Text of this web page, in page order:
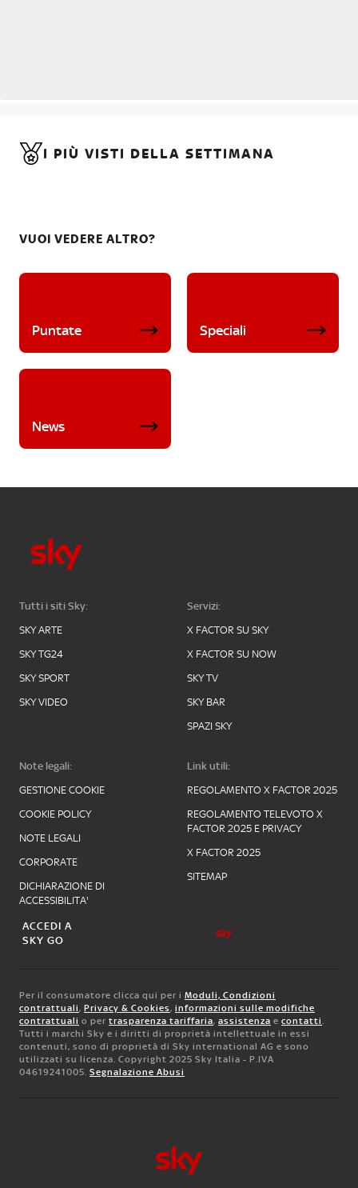
I PIÙ VISTI DELLA SETTIMANA
VUOI VEDERE ALTRO?
Puntate Speciali
News
Tutti i siti Sky:
SKY ARTE
SKY TG24
SKY SPORT
SKY VIDEO
Servizi:
X FACTOR SU SKY
X FACTOR SU NOW
SKY TV
SKY BAR
SPAZI SKY
Note legali:
GESTIONE COOKIE
COOKIE POLICY
NOTE LEGALI
CORPORATE
DICHIARAZIONE DI
ACCESSIBILITA'
Link utili:
REGOLAMENTO X FACTOR 2025
REGOLAMENTO TELEVOTO X
FACTOR 2025 E PRIVACY
X FACTOR 2025
SITEMAP
ACCEDI A
SKY GO
Per il consumatore clicca qui per i Moduli, Condizioni
contrattuali, Privacy & Cookies, informazioni sulle modifiche
contrattuali o per trasparenza tariffaria, assistenza e contatti.
Tutti i marchi Sky e i diritti di proprietà intellettuale in essi
contenuti, sono di proprietà di Sky international AG e sono
utilizzati su licenza. Copyright 2025 Sky Italia - P.IVA
04619241005. Segnalazione Abusi